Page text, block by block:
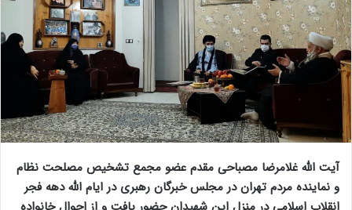
آیت الله غلامرضا مصباحی مقدم عضو مجمع تشخیص مصلحت نظام
و نماینده مردم تهران در مجلس خبرگان رهبری در ایام الله دهه فجر